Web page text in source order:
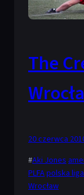
The
20 czerwca
#Aki Jones
PLFApolska
Wrocław